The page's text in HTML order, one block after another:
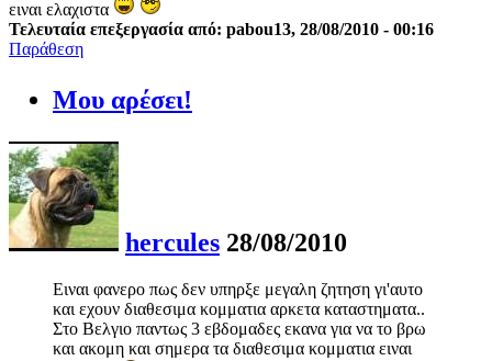
ειναι ελαχιστα
Τελευταία επεξεργασία από: pabou13, 28/08/2010 - 00:16
Παράθεση
Μου αρέσει!
hercules 28/08/2010
Ειναι φανερο πως δεν υπηρξε μεγαλη ζητηση γι'αυτο
και εχουν διαθεσιμα κομματια αρκετα καταστηματα..
Στο Βελγιο παντως 3 εβδομαδες εκανα για να το βρω
και ακομη και σημερα τα διαθεσιμα κομματια ειναι